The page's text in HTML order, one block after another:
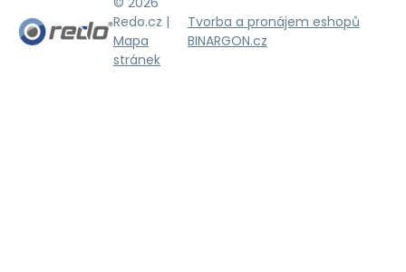
Redo.cz |
Mapa
stránek
Tvorba a pronájem eshopů
BINARGON.cz